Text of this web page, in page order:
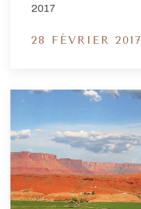
2017
28 FÉVRIER 2017